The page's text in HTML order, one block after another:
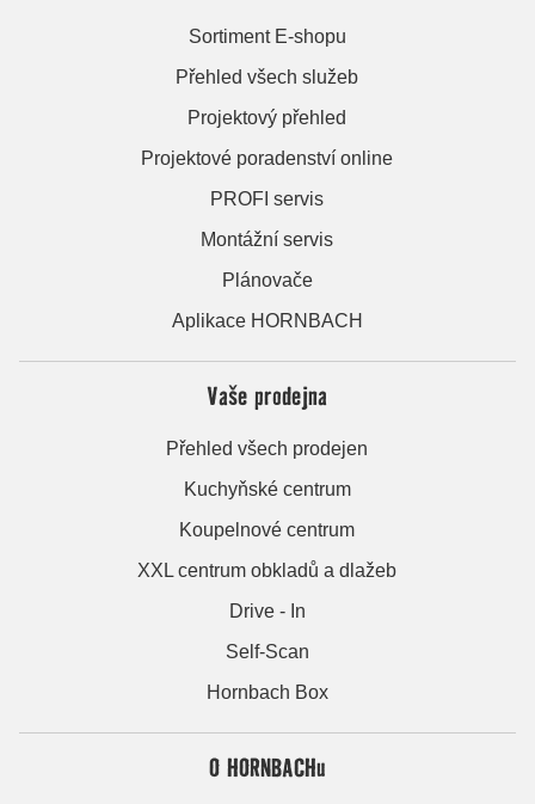
Sortiment E-shopu
Přehled všech služeb
Projektový přehled
Projektové poradenství online
PROFI servis
Montážní servis
Plánovače
Aplikace HORNBACH
Vaše prodejna
Přehled všech prodejen
Kuchyňské centrum
Koupelnové centrum
XXL centrum obkladů a dlažeb
Drive - In
Self-Scan
Hornbach Box
O HORNBACHu